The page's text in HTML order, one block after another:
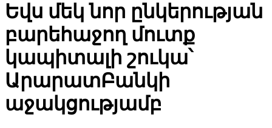
Եվս մեկ նոր ընկերության
բարեհաջող մուտք
կապիտալի շուկա՝
ԱրարատԲանկի
աջակցությամբ